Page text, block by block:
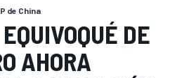
de China
DE
AHORA